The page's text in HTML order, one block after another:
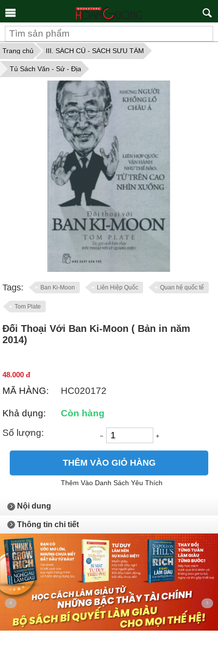
Trang chủ III. SÁCH CŨ - SÁCH SƯU TẦM
Tủ Sách Văn - Sử - Địa
Tags: Ban Ki-Moon Liên Hiệp Quốc Quan hệ quốc tế
Tom Plate
Đối Thoại Với Ban Ki-Moon ( Bản in năm
2014)
48.000 đ
MÃ HÀNG: HC020172
Khả dụng:
Còn hàng
Số lượng:
− +
THÊM VÀO GIỎ HÀNG
Thêm Vào Danh Sách Yêu Thích
Nội dung
Thông tin chi tiết